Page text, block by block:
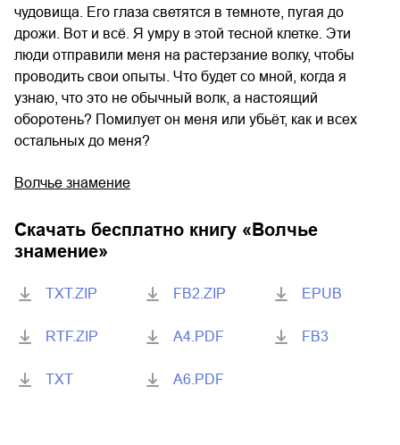
чудовища. Его глаза светятся в темноте, пугая до
дрожи. Вот и всё. Я умру в этой тесной клетке. Эти
люди отправили меня на растерзание волку, чтобы
проводить свои опыты. Что будет со мной, когда я
узнаю, что это не обычный волк, а настоящий
оборотень? Помилует он меня или убьёт, как и всех
остальных до меня?
Волчье знамение
Скачать бесплатно книгу « Волчье
знамение»
TXT.ZIP
RTF.ZIP
TXT
FB2.ZIP
A4.PDF
A6.PDF
EPUB
FB3